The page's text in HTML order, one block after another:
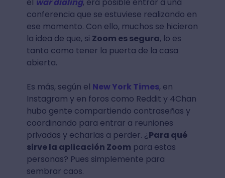
el war dialing, era posible entrar a una
conferencia que se estuviese realizando en
ese momento. Con ello, muchos se hicieron
la idea de que, si Zoom es segura, lo es
tanto como tener la puerta de la casa
abierta.
Es más, según el New York Times, en
Instagram y en foros como Reddit y 4Chan
hubo gente compartiendo contraseñas y
coordinando para entrar a reuniones
privadas y echarlas a perder. ¿Para qué
sirve la aplicación Zoom para estas
personas? Pues simplemente para
sembrar caos.